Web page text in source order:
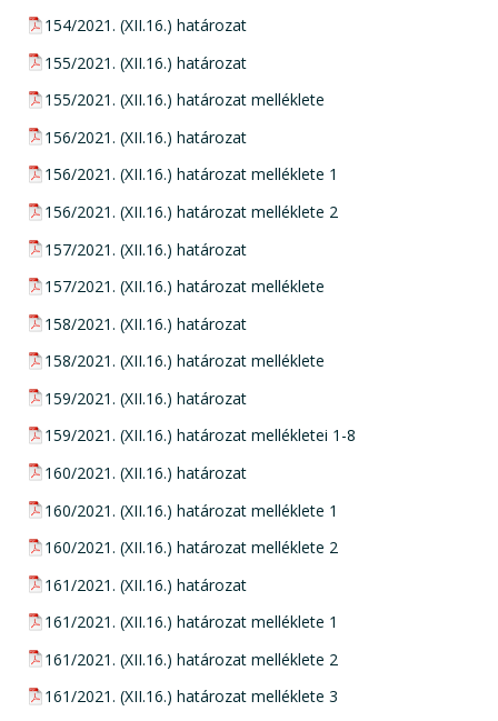
pdf csatolmány:
154/2021. (XII.16.) határozat
pdf csatolmány:
155/2021. (XII.16.) határozat
pdf csatolmány:
155/2021. (XII.16.) határozat melléklete
pdf csatolmány:
156/2021. (XII.16.) határozat
pdf csatolmány:
156/2021. (XII.16.) határozat melléklete 1
pdf csatolmány:
156/2021. (XII.16.) határozat melléklete 2
pdf csatolmány:
157/2021. (XII.16.) határozat
pdf csatolmány:
157/2021. (XII.16.) határozat melléklete
pdf csatolmány:
158/2021. (XII.16.) határozat
pdf csatolmány:
158/2021. (XII.16.) határozat melléklete
pdf csatolmány:
159/2021. (XII.16.) határozat
pdf csatolmány:
159/2021. (XII.16.) határozat mellékletei 1-8
pdf csatolmány:
160/2021. (XII.16.) határozat
pdf csatolmány:
160/2021. (XII.16.) határozat melléklete 1
pdf csatolmány:
160/2021. (XII.16.) határozat melléklete 2
pdf csatolmány:
161/2021. (XII.16.) határozat
pdf csatolmány:
161/2021. (XII.16.) határozat melléklete 1
pdf csatolmány:
161/2021. (XII.16.) határozat melléklete 2
pdf csatolmány:
161/2021. (XII.16.) határozat melléklete 3